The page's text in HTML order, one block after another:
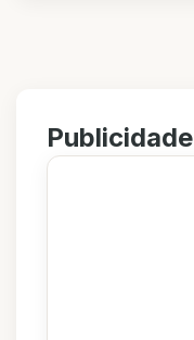
Publicidade